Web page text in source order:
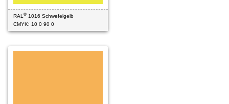
RAL® 1016 Schwefelgelb
CMYK: 10 0 90 0